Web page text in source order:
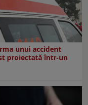
unui accident
proiectată într-un